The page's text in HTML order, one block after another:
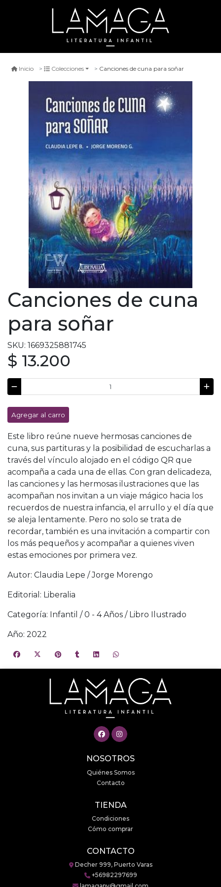
Inicio Colecciones Canciones de cuna para soñar
Canciones de cuna
para soñar
SKU: 1669325881745
$ 13.200
Agregar al carro
Este libro reúne nueve hermosas canciones de
cuna, sus partituras y la posibilidad de escucharlas a
través del vínculo alojado en el código QR que
acompaña a cada una de ellas. Con gran delicadeza,
las canciones y las hermosas ilustraciones que las
acompañan nos invitan a un viaje mágico hacia los
recuerdos de nuestra infancia, el arrullo y el día que
se aleja lentamente. Pero no solo se trata de
recordar, también es una invitación a compartir con
los más pequeños y acompañar a quienes viven
estas emociones por primera vez.
Autor: Claudia Lepe / Jorge Morengo
Editorial: Liberalia
Categoría: Infantil / 0 - 4 Años / Libro Ilustrado
Año: 2022
NOSOTROS
Quiénes Somos
Contacto
TIENDA
Condiciones
Cómo comprar
CONTACTO
Decher 999, Puerto Varas
+56982297699